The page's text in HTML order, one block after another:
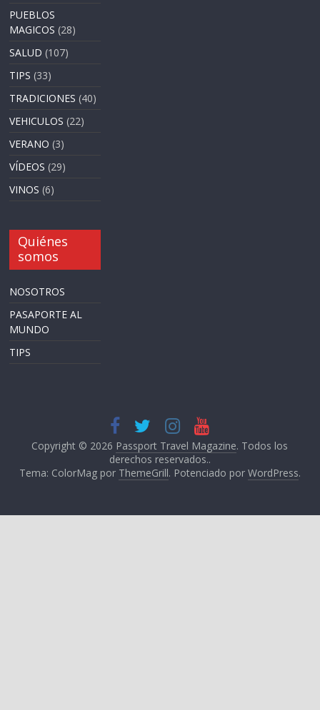
PUEBLOS
MAGICOS (28)
SALUD (107)
TIPS (33)
TRADICIONES (40)
VEHICULOS (22)
VERANO (3)
VÍDEOS (29)
VINOS (6)
Quiénes
somos
NOSOTROS
PASAPORTE AL
MUNDO
TIPS
Copyright © 2026 Passport Travel Magazine. Todos los
derechos reservados..
Tema: ColorMag por ThemeGrill. Potenciado por WordPress.